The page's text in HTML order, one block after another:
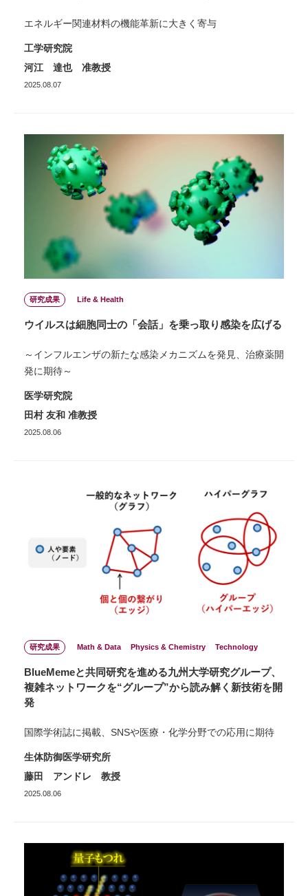
エネルギー関連材料の機能革新に大きく寄与
工学研究院
河江 達也 准教授
2025.08.07
研究成果 Life & Health
ウイルスは細胞同士の「会話」を乗っ取り感染を広げる
～インフルエンザの新たな感染メカニズムを発見、治療薬開
発に期待～
医学研究院
田村 友和 准教授
2025.08.06
研究成果 Math & Data Physics & Chemistry Technology
BlueMemeと共同研究を進める九州大学研究グループ、
複雑ネットワークを“グループ”から読み解く新技術を開
発
国際学術誌に掲載、SNSや医療・化学分野での応用に期待
生体防御医学研究所
藤田 アンドレ 教授
2025.08.06